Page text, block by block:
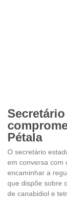
Pétala
O secretário
em conversa com
encaminhar a
que dispõe sobre
de canabidiol e